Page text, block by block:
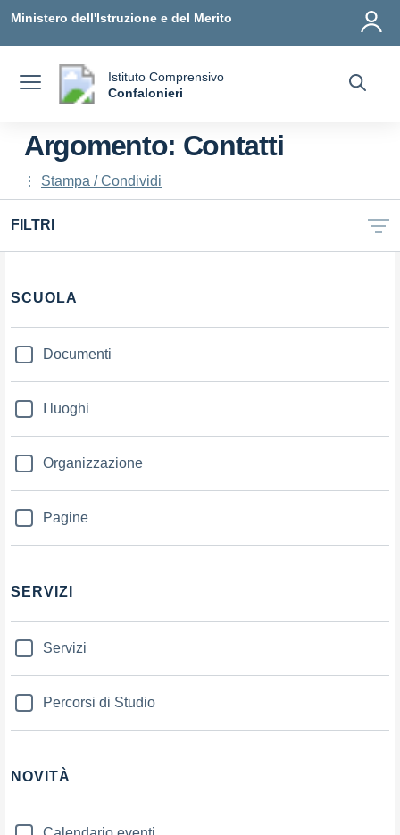
Ministero dell'Istruzione e del Merito
Istituto Comprensivo
Confalonieri
Argomento: Contatti
Stampa / Condividi
FILTRI
Filtri
SCUOLA
Documenti
I luoghi
Organizzazione
Pagine
SERVIZI
Servizi
Percorsi di Studio
NOVITÀ